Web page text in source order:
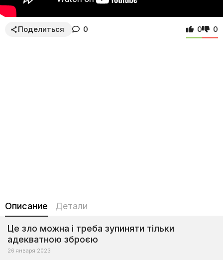
Поделиться 0 0 0
Описание Детали
Це зло можна і треба зупиняти тільки
адекватною зброєю
26 января 2023